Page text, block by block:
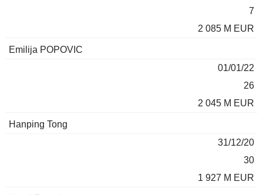
7
2 085 M EUR
Emilija POPOVIC
01/01/22
26
2 045 M EUR
Hanping Tong
31/12/20
30
1 927 M EUR